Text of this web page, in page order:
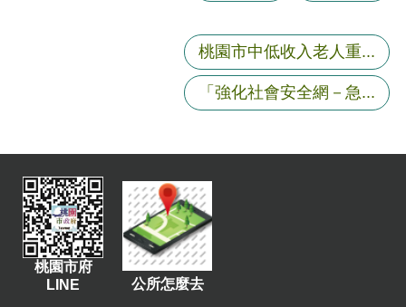
h
隱
桃園市中低收入老人重...
「強化社會安全網－急...
桃園市府
LINE
公所怎麼去